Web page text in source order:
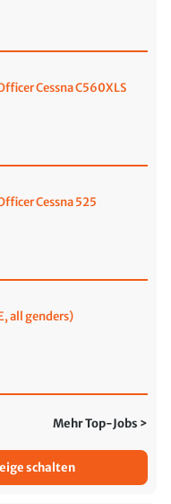
Cessna C560XLS
Cessna 525
all genders)
Mehr Top-Jobs >
schalten